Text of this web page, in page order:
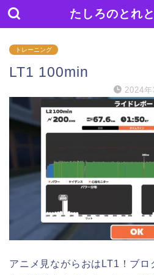
たしろのとれ
トレーニング
LT1 100min
2024年
アニメ見ながらおはLT1！ブロ